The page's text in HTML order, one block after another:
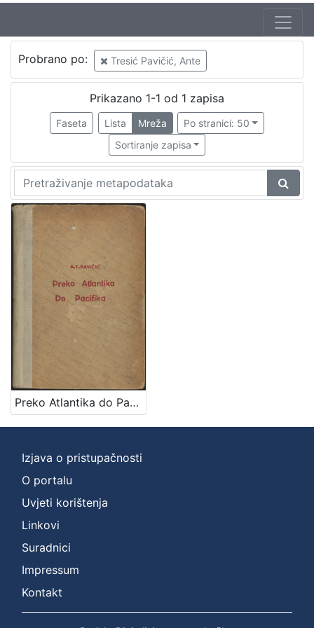
Probrano po: Tresić Pavičić, Ante
Prikazano 1-1 od 1 zapisa
Faseta Lista Mreža
Po stranici: 50
Sortiranje zapisa
Preko Atlantika do Pacifika : život Hrvata u Sjevernoj Americi : putopisna, estetska, ekonomska i politička promatranja / A. Tresić Pavičić
Izjava o pristupačnosti
O portalu
Uvjeti korištenja
Linkovi
Suradnici
Impressum
Kontakt